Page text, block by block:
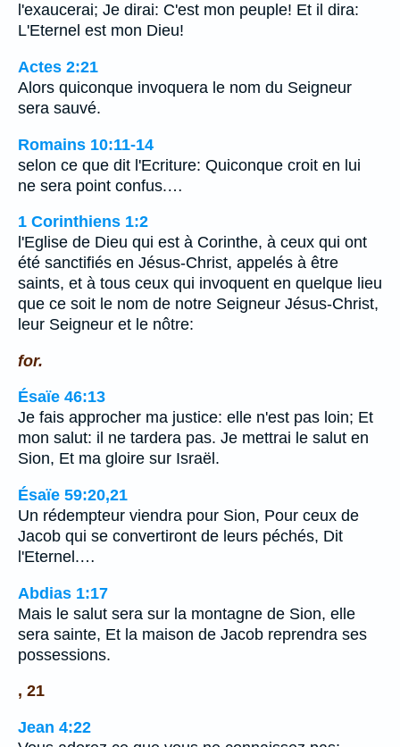
l'exaucerai; Je dirai: C'est mon peuple! Et il dira:
L'Eternel est mon Dieu!
Actes 2:21
Alors quiconque invoquera le nom du Seigneur
sera sauvé.
Romains 10:11-14
selon ce que dit l'Ecriture: Quiconque croit en lui
ne sera point confus.…
1 Corinthiens 1:2
l'Eglise de Dieu qui est à Corinthe, à ceux qui ont
été sanctifiés en Jésus-Christ, appelés à être
saints, et à tous ceux qui invoquent en quelque lieu
que ce soit le nom de notre Seigneur Jésus-Christ,
leur Seigneur et le nôtre:
for.
Ésaïe 46:13
Je fais approcher ma justice: elle n'est pas loin; Et
mon salut: il ne tardera pas. Je mettrai le salut en
Sion, Et ma gloire sur Israël.
Ésaïe 59:20,21
Un rédempteur viendra pour Sion, Pour ceux de
Jacob qui se convertiront de leurs péchés, Dit
l'Eternel.…
Abdias 1:17
Mais le salut sera sur la montagne de Sion, elle
sera sainte, Et la maison de Jacob reprendra ses
possessions.
, 21
Jean 4:22